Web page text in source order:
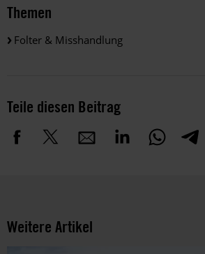
Themen
Folter & Misshandlung
Teile diesen Beitrag
Weitere Artikel